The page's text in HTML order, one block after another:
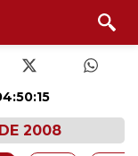
2008